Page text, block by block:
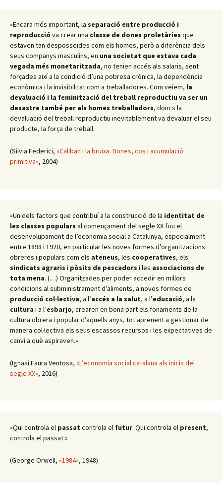
«Encara més important, la separació entre producció i
reproducció va crear una classe de dones proletàries que
estaven tan desposseïdes com els homes, però a diferència dels
seus companys masculins, en una societat que estava cada
vegada més monetaritzada, no tenien accés als salaris, sent
forçades així a la condició d’una pobresa crònica, la dependència
econòmica i la invisibilitat com a treballadores. Com veiem, la
devaluació i la feminització del treball reproductiu va ser un
desastre també per als homes treballadors, doncs la
devaluació del treball reproductiu inevitablement va devaluar el seu
producte, la força de treball.
(Silvia Federici, «Caliban i la bruixa. Dones, cos i acumulació
primitiva», 2004)
«Un dels factors que contribuí a la construcció de la identitat de
les classes populars al començament del segle XX fou el
desenvolupament de l’economia social a Catalunya, especialment
entre 1898 i 1920, en particular les noves formes d’organitzacions
obreres i populars com els ateneus, les cooperatives, els
sindicats agraris i pòsits de pescadors i les associacions de
tota mena. (…) Organitzades per poder accedir en millors
condicions al subministrament d’aliments, a noves formes de
producció col·lectiva, a l’accés a la salut, a l’educació, a la
cultura i a l’esbarjo, crearen en bona part els fonaments de la
cultura obrera i popular d’aquells anys, tot aprenent a gestionar de
manera col·lectiva els seus escassos recursos i les expectatives de
canvi a què aspiraven.»
(Ignasi Faura Ventosa, «L’economia social catalana als inicis del
segle XX», 2016)
«Qui controla el passat controla el futur. Qui controla el present,
controla el passat.»
(George Orwell, «1984», 1948)